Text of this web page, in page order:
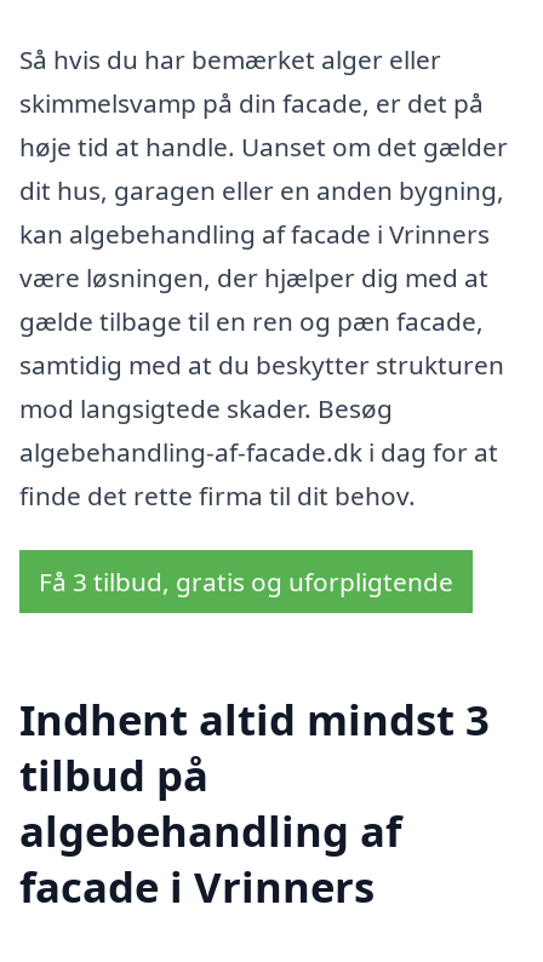
Så hvis du har bemærket alger eller
skimmelsvamp på din facade, er det på
høje tid at handle. Uanset om det gælder
dit hus, garagen eller en anden bygning,
kan algebehandling af facade i Vrinners
være løsningen, der hjælper dig med at
gælde tilbage til en ren og pæn facade,
samtidig med at du beskytter strukturen
mod langsigtede skader. Besøg
algebehandling-af-facade.dk i dag for at
finde det rette firma til dit behov.
Få 3 tilbud, gratis og uforpligtende
Indhent altid mindst 3
tilbud på
algebehandling af
facade i Vrinners